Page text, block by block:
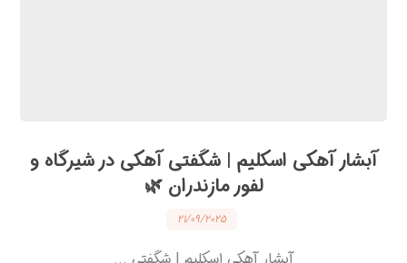
آبشار آهکی اسکلیم | شگفتی آهکی در شیرگاه و
لفور مازندران 🌿
۲۱/۰۹/۲۰۲۵